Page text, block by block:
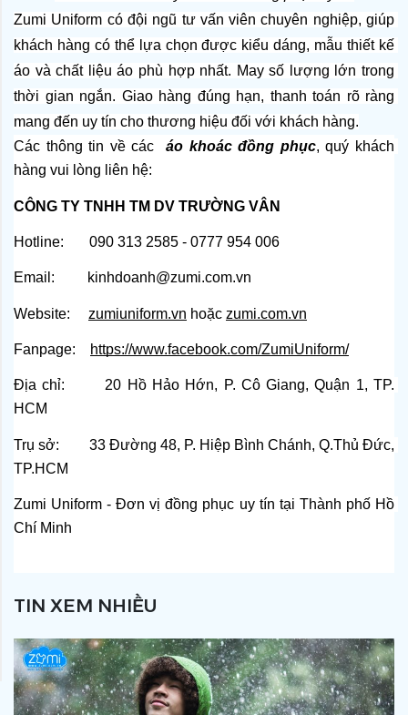
TIN XEM NHIỀU
Zumi Uniform có đội ngũ tư vấn viên chuyên nghiệp, giúp
khách hàng có thể lựa chọn được kiểu dáng, mẫu thiết kế
áo và chất liệu áo phù hợp nhất. May số lượng lớn trong
thời gian ngắn. Giao hàng đúng hạn, thanh toán rõ ràng
mang đến uy tín cho thương hiệu đối với khách hàng.
Các thông tin về các
áo khoác đồng phục, quý khách
hàng vui lòng liên hệ:
CÔNG TY TNHH TM DV TRƯỜNG VÂN
Hotline:       090 313 2585 - 0777 954 006
Email:         kinhdoanh@zumi.com.vn
Website: zumiuniform.vn hoặc zumi.com.vn
Fanpage: https://www.facebook.com/ZumiUniform/
Địa chỉ:       20 Hồ Hảo Hớn, P. Cô Giang, Quận 1, TP.
HCM
Trụ sở:        33 Đường 48, P. Hiệp Bình Chánh, Q.Thủ Đức,
TP.HCM
Zumi Uniform - Đơn vị đồng phục uy tín tại Thành phố Hồ
Chí Minh